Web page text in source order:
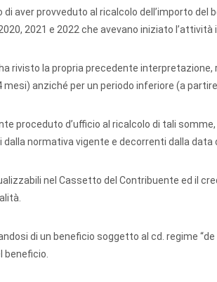
di aver provveduto al ricalcolo dell’importo
2021 e 2022 che avevano iniziato l’attività
rivisto la propria precedente interpretazione,
anziché per un periodo inferiore (a partire
proceduto d’ufficio al ricalcolo di tali
dalla normativa vigente e decorrenti dalla data
nel Cassetto del Contribuente ed il
di un beneficio soggetto al cd. regime
beneficio.